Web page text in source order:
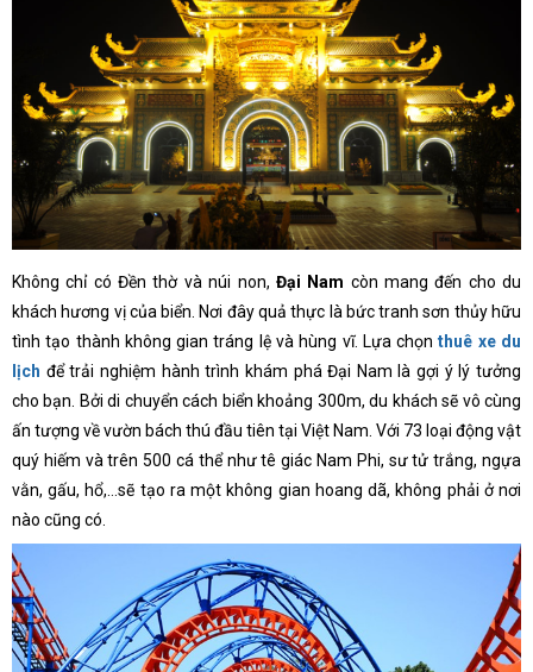
Không chỉ có Đền thờ và núi non, Đại Nam còn mang đến cho du
khách hương vị của biển. Nơi đây quả thực là bức tranh sơn thủy hữu
tình tạo thành không gian tráng lệ và hùng vĩ. Lựa chọnthuê xe du
lịch để trải nghiệm hành trình khám phá Đại Nam là gợi ý lý tưởng
cho bạn. Bởi di chuyển cách biển khoảng 300m, du khách sẽ vô cùng
ấn tượng về vườn bách thú đầu tiên tại Việt Nam. Với 73 loại động vật
quý hiếm và trên 500 cá thể như tê giác Nam Phi, sư tử trắng, ngựa
vằn, gấu, hổ,…sẽ tạo ra một không gian hoang dã, không phải ở nơi
nào cũng có.